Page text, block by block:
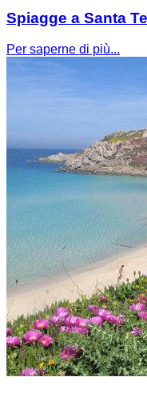
Spiagge a Santa
Per saperne di più...